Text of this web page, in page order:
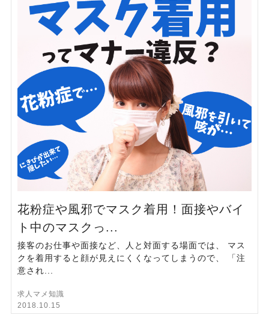
花粉症や風邪でマスク着用！面接やバイ
ト中のマスクっ...
接客のお仕事や面接など、人と対面する場面では、 マス
クを着用すると顔が見えにくくなってしまうので、 「注
意され...
求人マメ知識
2018.10.15